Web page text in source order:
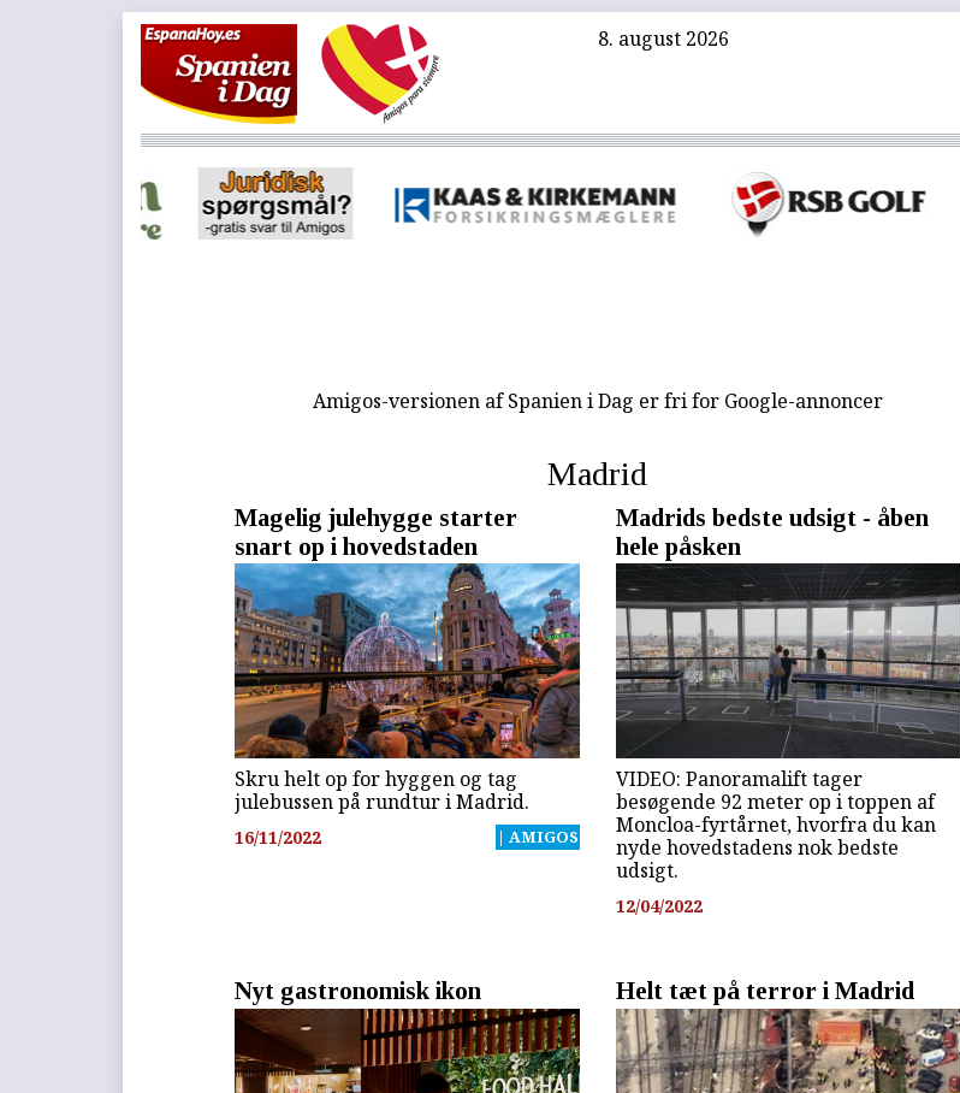
8. august 2026
Amigos-versionen af Spanien i Dag er fri for Google-annoncer
Madrid
Magelig julehygge starter
snart op i hovedstaden
Skru helt op for hyggen og tag
julebussen på rundtur i Madrid.
16/11/2022 | AMIGOS
Madrids bedste udsigt - åben
hele påsken
VIDEO: Panoramalift tager
besøgende 92 meter op i toppen af
Moncloa-fyrtårnet, hvorfra du kan
nyde hovedstadens nok bedste
udsigt.
12/04/2022
Nyt gastronomisk ikon Helt tæt på terror i Madrid